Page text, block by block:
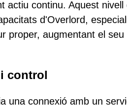
actiu continu. Aquest nivell
d'Overlord,
proper, augmentant el seu
control
una connexió amb un